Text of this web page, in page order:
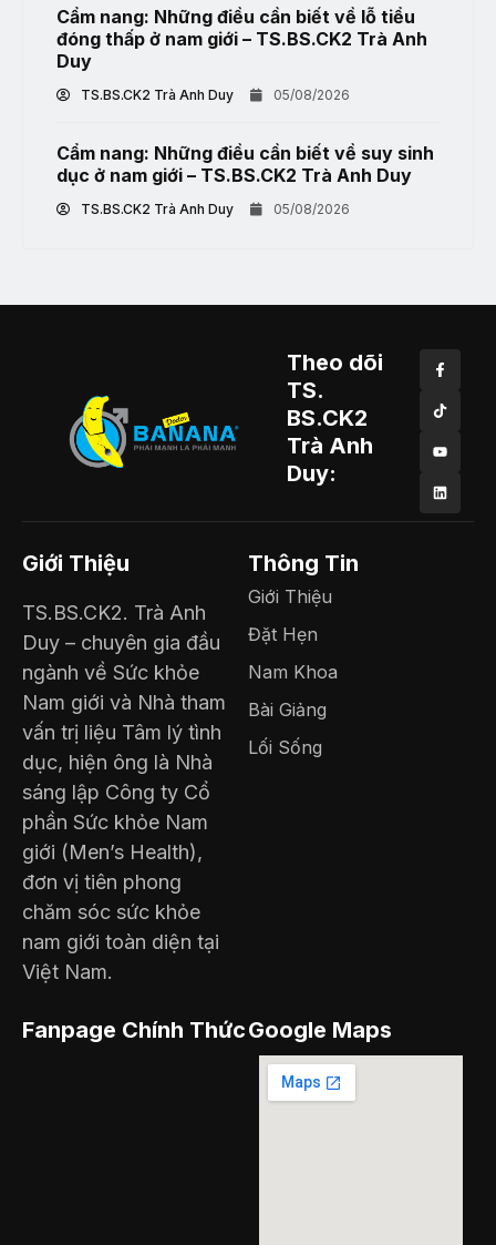
Cẩm nang: Những điều cần biết về lỗ tiểu
đóng thấp ở nam giới – TS.BS.CK2 Trà Anh
Duy
TS.BS.CK2 Trà Anh Duy 05/08/2026
Cẩm nang: Những điều cần biết về suy sinh
dục ở nam giới – TS.BS.CK2 Trà Anh Duy
TS.BS.CK2 Trà Anh Duy 05/08/2026
Theo dõi
TS.
BS.CK2
Trà Anh
Duy:
Giới Thiệu
TS.BS.CK2. Trà Anh
Duy – chuyên gia đầu
ngành về Sức khỏe
Nam giới và Nhà tham
vấn trị liệu Tâm lý tình
dục, hiện ông là Nhà
sáng lập Công ty Cổ
phần Sức khỏe Nam
giới (Men’s Health),
đơn vị tiên phong
chăm sóc sức khỏe
nam giới toàn diện tại
Việt Nam.
Thông Tin
Giới Thiệu
Đặt Hẹn
Nam Khoa
Bài Giảng
Lối Sống
Fanpage Chính ThứcGoogle Maps